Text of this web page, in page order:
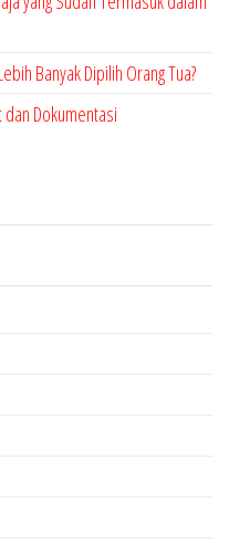
Banyak Dipilih Orang Tua?
Dokumentasi